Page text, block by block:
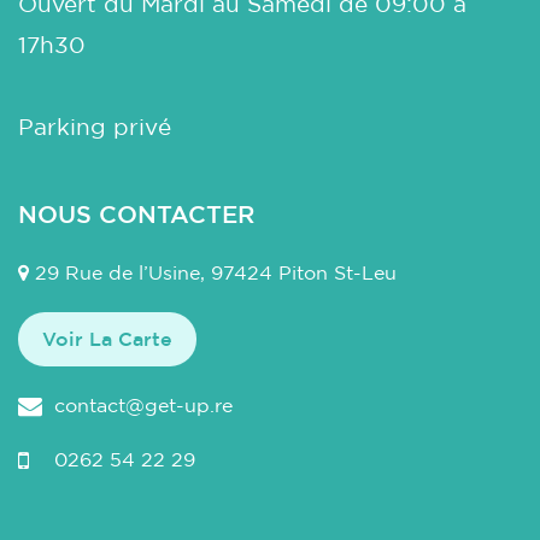
17h30
Parking privé
NOUS CONTACTER
29 Rue de l’Usine, 97424 Piton St-Leu
Voir La Carte
contact@get-up.re
0262 54 22 29